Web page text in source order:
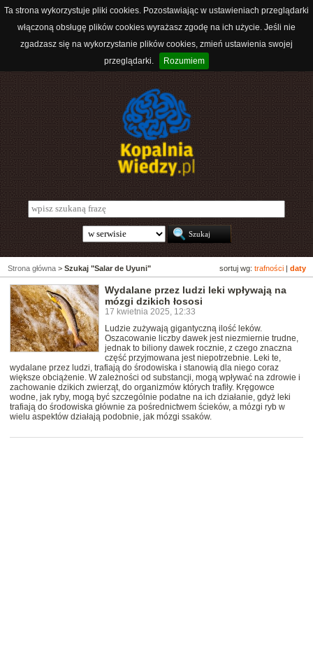
Ta strona wykorzystuje pliki cookies. Pozostawiając w ustawieniach przeglądarki
włączoną obsługę plików cookies wyrażasz zgodę na ich użycie. Jeśli nie
zgadzasz się na wykorzystanie plików cookies, zmień ustawienia swojej
przeglądarki.
Rozumiem
sortuj wg: trafności daty
Strona główna > Szukaj "Salar de Uyuni"
Wydalane przez ludzi leki wpływają na
mózgi dzikich łososi
17 kwietnia 2025, 12:33
Ludzie zużywają gigantyczną ilość leków.
Oszacowanie liczby dawek jest niezmiernie trudne,
jednak to biliony dawek rocznie, z czego znaczna
część przyjmowana jest niepotrzebnie. Leki te,
wydalane przez ludzi, trafiają do środowiska i stanowią dla niego coraz
większe obciążenie. W zależności od substancji, mogą wpływać na zdrowie i
zachowanie dzikich zwierząt, do organizmów których trafiły. Kręgowce
wodne, jak ryby, mogą być szczególnie podatne na ich działanie, gdyż leki
trafiają do środowiska głównie za pośrednictwem ścieków, a mózgi ryb w
wielu aspektów działają podobnie, jak mózgi ssaków.